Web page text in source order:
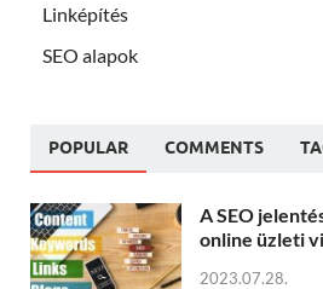
Linképítés
SEO alapok
POPULAR COMMENTS
A SEO
online üzleti
2023.07.28.